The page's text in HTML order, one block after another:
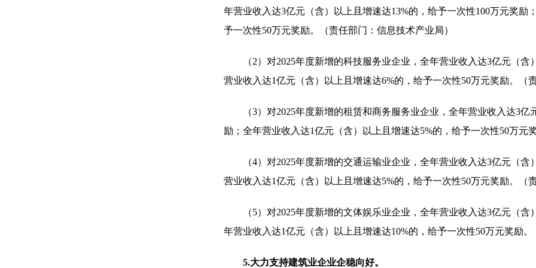
年营业收入达3亿元（含）以上且增速达13%的，给予一次性100万元奖励
予一次性50万元奖励。（责任部门：信息技术产业局）
（2）对2025年度新增的科技服务业企业，全年营业收入达3亿元（
营业收入达1亿元（含）以上且增速达6%的，给予一次性50万元奖励。（
（3）对2025年度新增的租赁和商务服务业企业，全年营业收入达3
励；全年营业收入达1亿元（含）以上且增速达5%的，给予一次性50万元
（4）对2025年度新增的交通运输业企业，全年营业收入达3亿元（
营业收入达1亿元（含）以上且增速达5%的，给予一次性50万元奖励。（
（5）对2025年度新增的文体娱乐业企业，全年营业收入达3亿元（
年营业收入达1亿元（含）以上且增速达10%的，给予一次性50万元奖励
5.大力支持建筑业企业企稳向好。